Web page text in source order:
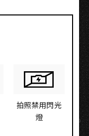
拍照禁用閃光
燈